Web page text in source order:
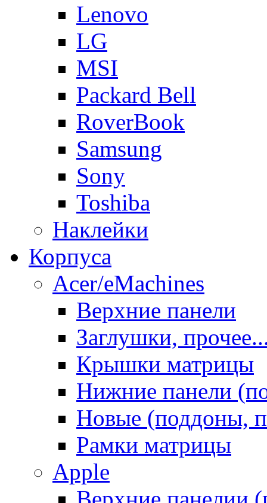
Lenovo
LG
MSI
Packard Bell
RoverBook
Samsung
Sony
Toshiba
Наклейки
Корпуса
Acer/eMachines
Верхние панели
Заглушки,
Крышки матрицы
Нижние панели
Новые (поддоны,
Рамки матрицы
Apple